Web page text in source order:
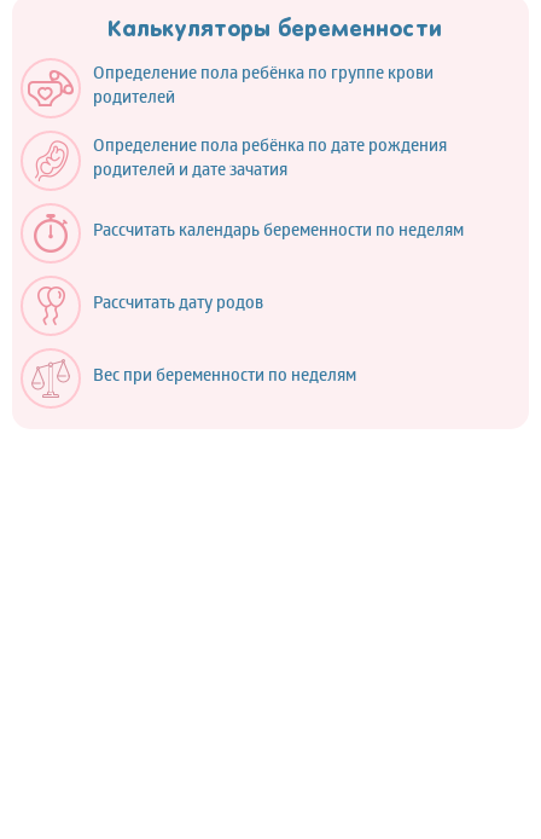
Калькуляторы беременности
Определение пола ребёнка по группе крови
родителей
Определение пола ребёнка по дате рождения
родителей и дате зачатия
Рассчитать календарь беременности по неделям
Рассчитать дату родов
Вес при беременности по неделям